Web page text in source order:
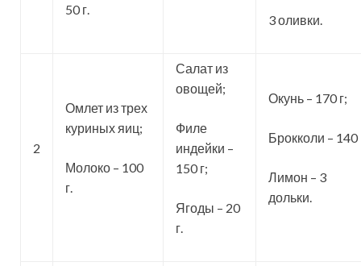
50 г.
3 оливки.
2
Омлет из трех
куриных яиц;
Молоко – 100
г.
Салат из
овощей;
Филе
индейки –
150 г;
Ягоды – 20
г.
Окунь – 170 г;
Брокколи – 140
Лимон – 3
дольки.